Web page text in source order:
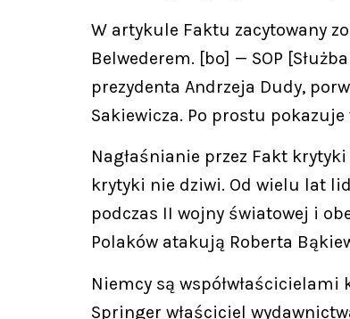
W artykule Faktu zacytowany
Belwederem. [bo] — SOP
prezydenta Andrzeja Dudy,
Sakiewicza. Po prostu
Nagłaśnianie przez Fakt
krytyki nie dziwi. Od wielu lat
podczas II wojny światowej i
Polaków atakują Roberta
Niemcy są współwłaścicielami
Springer właściciel